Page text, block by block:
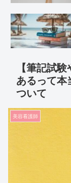
【筆記試
あるって本
ついて
美容看護師